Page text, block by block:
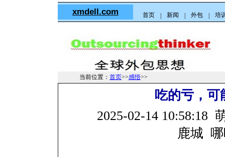
xmdell.com 首页 新闻 外包 培
当前位置： 首页>>感悟>>
吃的亏，可
2025-02-14 10:58:18
鹿城